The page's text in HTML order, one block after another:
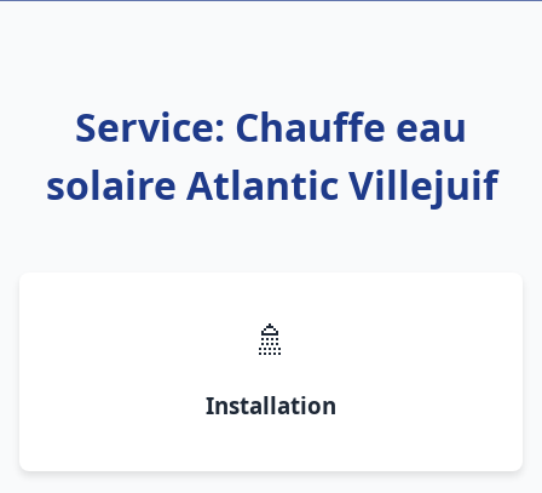
Service: Chauffe eau
solaire Atlantic Villejuif
🚿
Installation